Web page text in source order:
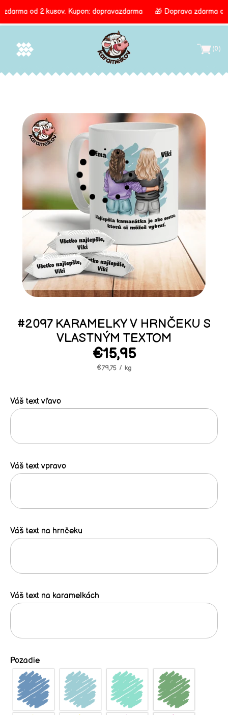
Inhalt
(0)
HľadaťVyhľadať
od 2 kusov.Kupon: dopravazdarma 🎁 Doprava zdarma od
#2097 KARAMELKY V HRNČEKU S
VLASTNÝM TEXTOM
€15,95
€79,75 / /
kg
Váš text vľavo
Váš text vpravo
Váš text na hrnčeku
Váš text na karamelkách
Pozadie